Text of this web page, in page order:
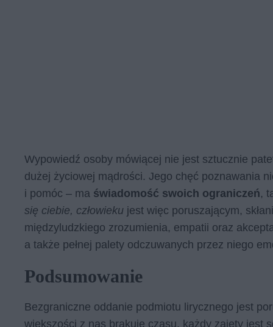
Wypowiedź osoby mówiącej nie jest sztucznie
dużej życiowej mądrości. Jego chęć poznawania
i pomóc – ma świadomość swoich ograniczeń,
się ciebie, człowieku jest więc poruszającym,
międzyludzkiego zrozumienia, empatii oraz
a także pełnej palety odczuwanych przez niego
Podsumowanie
Bezgraniczne oddanie podmiotu lirycznego jest
większości z nas brakuje czasu, każdy zajęty jest